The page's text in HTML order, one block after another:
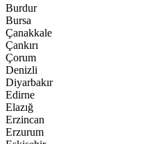
Burdur
Bursa
Çanakkale
Çankırı
Çorum
Denizli
Diyarbakır
Edirne
Elazığ
Erzincan
Erzurum